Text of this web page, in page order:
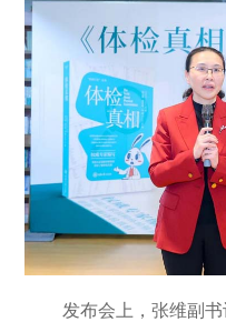
发布会上，张维副